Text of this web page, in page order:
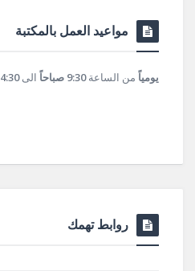
مواعيد العمل بالمكتبة
يومياً من الساعة9:30 صباحاً الى4:30 مساءً
روابط تهمك